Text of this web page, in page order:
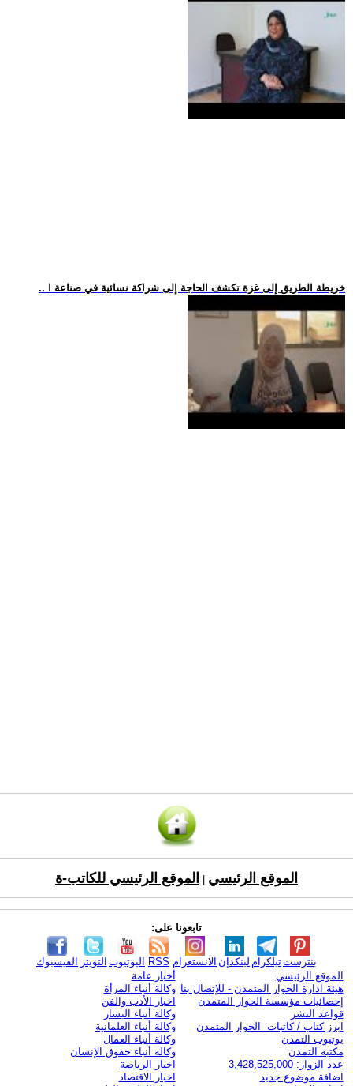
.. خريطة الطريق إلى غزة تكشف الحاجة إلى شراكة نسائية في صناعة ا
الموقع الرئيسي الموقع الرئيسي للكاتب-ة
تابعونا على:
الفيسبوك التويتر اليوتيوب RSS الانستغرام لينكدإن تيلكرامبنترست
الموقع الرئيسي
هيئة ادارة الحوار المتمدن - للإتصال بنا
إحصائيات مؤسسة الحوار المتمدن
قواعد النشر
ابرز كتاب / كاتبات الحوار المتمدن
يوتيوب التمدن
مكتبة التمدن
عدد الزوار: 3,428,525,000
اضافة موضوع جديد
أخبار عامة
وكالة أنباء المرأة
اخبار الأدب والفن
وكالة أنباء اليسار
وكالة أنباء العلمانية
وكالة أنباء العمال
وكالة أنباء حقوق الإنسان
اخبار الرياضة
اخبار الاقتصاد